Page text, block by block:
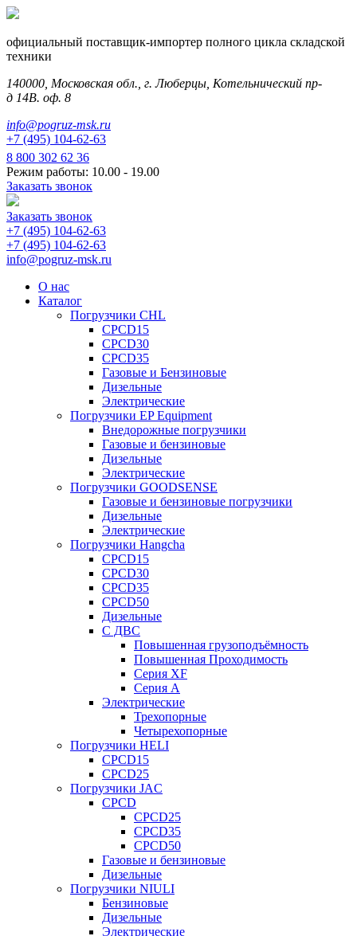
официальный поставщик-импортер полного цикла складской
техники
140000, Московская обл., г. Люберцы, Котельнический пр-
д 14В. оф. 8
info@pogruz-msk.ru
+7 (495) 104-62-63
8 800 302 62 36
Режим работы: 10.00 - 19.00
Заказать звонок
Заказать звонок
+7 (495) 104-62-63
+7 (495) 104-62-63
info@pogruz-msk.ru
О нас
Каталог
Погрузчики CHL
CPCD15
CPCD30
CPCD35
Газовые и Бензиновые
Дизельные
Электрические
Погрузчики EP Equipment
Внедорожные погрузчики
Газовые и бензиновые
Дизельные
Электрические
Погрузчики GOODSENSE
Газовые и бензиновые погрузчики
Дизельные
Электрические
Погрузчики Hangcha
CPCD15
CPCD30
CPCD35
CPCD50
Дизельные
С ДВС
Повышенная грузоподъёмность
Повышенная Проходимость
Серия XF
Серия А
Электрические
Трехопорные
Четырехопорные
Погрузчики HELI
CPCD15
CPCD25
Погрузчики JAC
CPCD
CPCD25
CPCD35
CPCD50
Газовые и бензиновые
Дизельные
Погрузчики NIULI
Бензиновые
Дизельные
Электрические